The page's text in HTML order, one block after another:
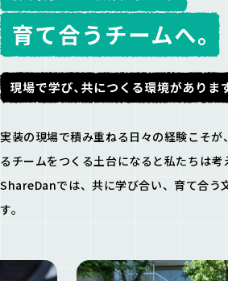
実装の現場で積み重ねる日々の経験こそが
るチームをつくる土台になると私たちは考
ShareDanでは、共に学び合い、育て合う
す。